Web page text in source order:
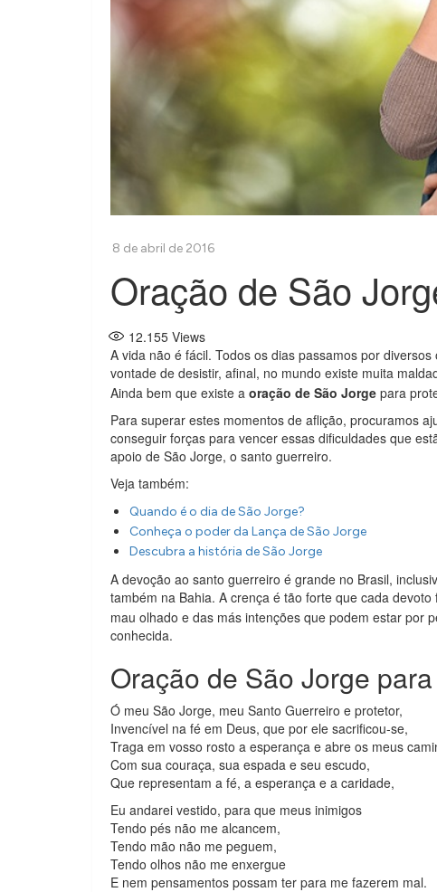
Oração de São
12.155 Views
A vida não é fácil. Todos os dias passamos por
vontade de desistir, afinal, no mundo existe muita
Ainda bem que existe a oração de São Jorge para
Para superar estes momentos de aflição, procuramos
conseguir forças para vencer essas dificuldades que
apoio de São Jorge, o santo guerreiro.
Veja também:
Quando é o dia de São Jorge?
Conheça o poder da Lança de São Jorge
Descubra a história de São Jorge
A devoção ao santo guerreiro é grande no Brasil,
também na Bahia. A crença é tão forte que cada devoto
mau olhado e das más intenções que podem estar por
conhecida.
Oração de São Jorge
Ó meu São Jorge, meu Santo Guerreiro e protetor,
Invencível na fé em Deus, que por ele sacrificou-se,
Traga em vosso rosto a esperança e abre os meus
Com sua couraça, sua espada e seu escudo,
Que representam a fé, a esperança e a caridade,
Eu andarei vestido, para que meus inimigos
Tendo pés não me alcancem,
Tendo mão não me peguem,
Tendo olhos não me enxergue
E nem pensamentos possam ter para me fazerem mal.